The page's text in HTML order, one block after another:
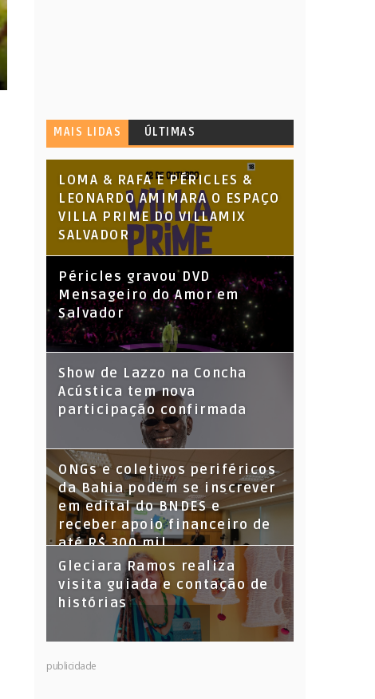
MAIS LIDAS ÚLTIMAS
LOMA & RAFA E PÉRICLES &
LEONARDO AMIMARA O ESPAÇO
VILLA PRIME DO VILLAMIX
SALVADOR
Péricles gravou DVD
Mensageiro do Amor em
Salvador
Show de Lazzo na Concha
Acústica tem nova
participação confirmada
ONGs e coletivos periféricos
da Bahia podem se inscrever
em edital do BNDES e
receber apoio financeiro de
até R$ 300 mil
Gleciara Ramos realiza
visita guiada e contação de
histórias
publicidade